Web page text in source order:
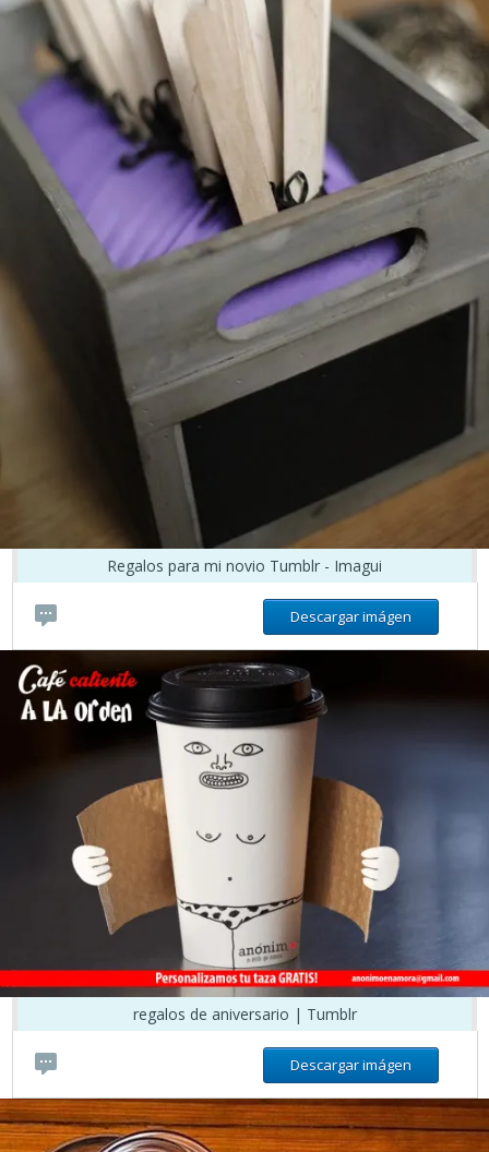
Regalos para mi novio Tumblr - Imagui
Descargar imágen
regalos de aniversario | Tumblr
Descargar imágen